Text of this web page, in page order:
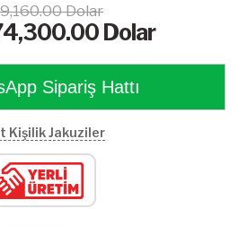
Dolar
Dolar
Sipariş Hattı
Kişilik Jakuziler